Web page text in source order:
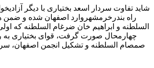
شاید تفاوت سردار اسعد بختیاری با دیگر
راه بندرخرمشهروارد اصفهان شده و ضمن
السلطنه و ابراهیم خان ضرغام السلطنه که
چهارمحال صورت گرفت، قوای بختیاری به
صمصام السلطنه و تشکیل انجمن اصفهان،